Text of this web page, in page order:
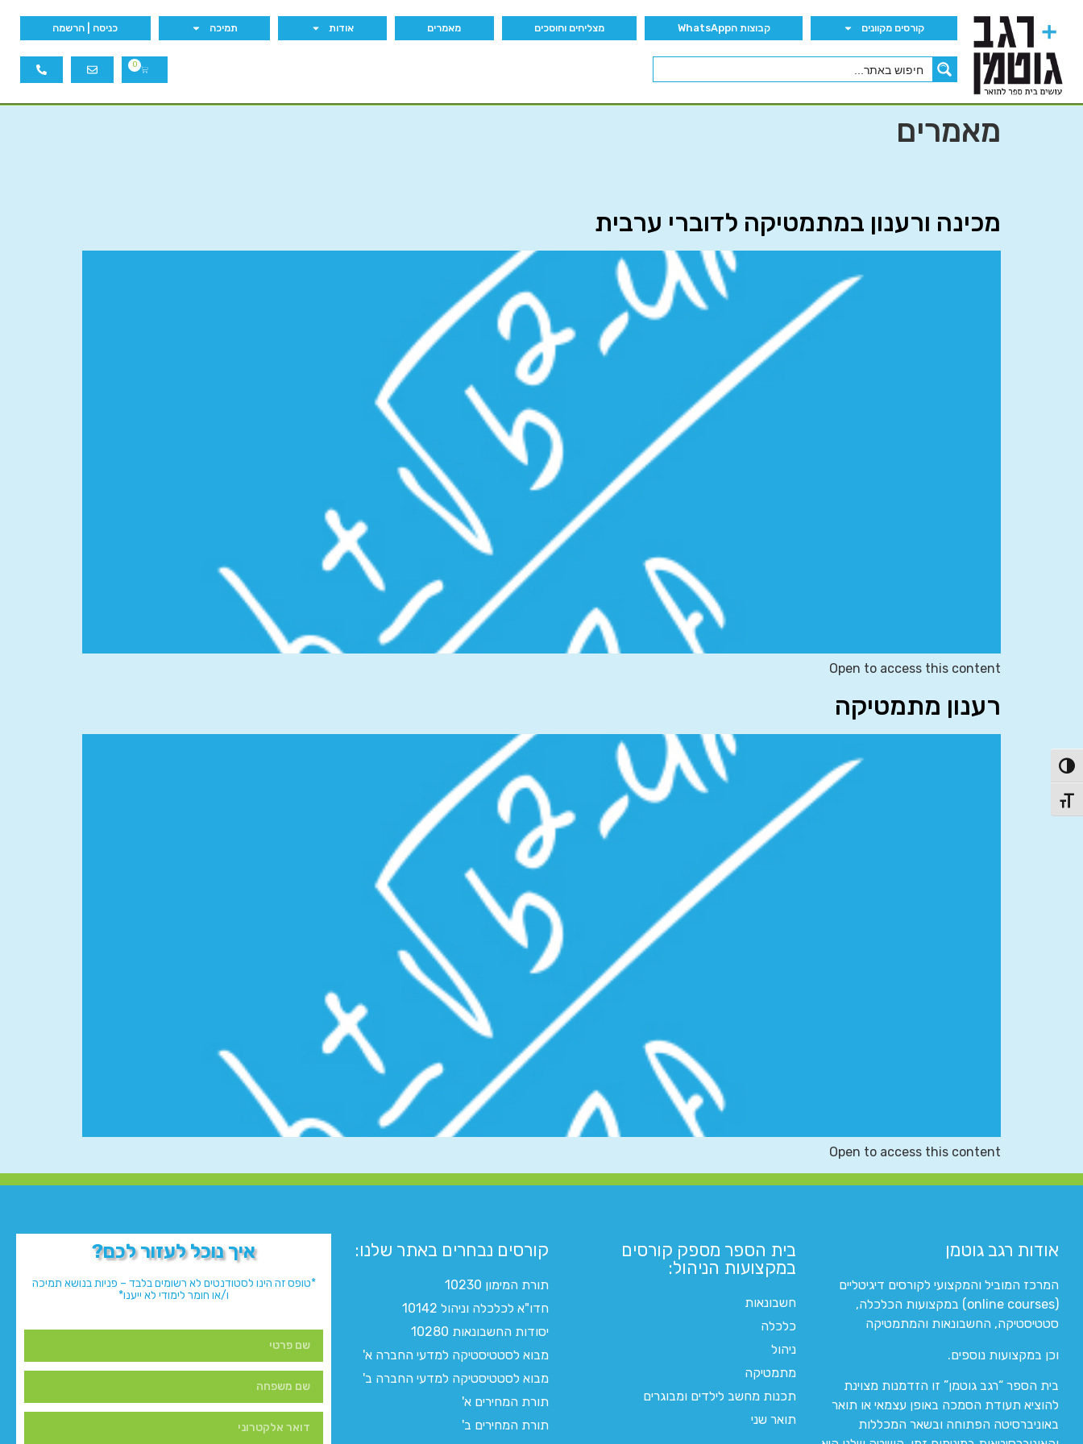
הפעל/כבה ניגודיות גבוהה
מתג גודל גופן
קורסים מקוונים קבוצות הWhatsApp מצליחים וחוסכים מאמרים אודות תמיכה כניסה | הרשמה
0
מאמרים
מכינה ורענון במתמטיקה לדוברי ערבית
Open to access this content
רענון מתמטיקה
Open to access this content
אודות רגב גוטמן
המרכז המוביל והמקצועי לקורסים דיגיטליים
(online courses) במקצועות הכלכלה,
סטטיסטיקה, החשבונאות והמתמטיקה
וכן במקצועות נוספים.
בית הספר “רגב גוטמן” זו הזדמנות מצוינת
להוציא תעודת הסמכה באופן עצמאי או תואר
באוניברסיטה הפתוחה ובשאר המכללות
בית הספר מספק קורסים
במקצועות הניהול:
חשבונאות
כלכלה
ניהול
מתמטיקה
תכנות מחשב לילדים ומבוגרים
תואר שני
קורסים נבחרים באתר שלנו:​
תורת המימון 10230
חדו"א לכלכלה וניהול 10142
יסודות החשבונאות 10280
מבוא לסטטיסטיקה למדעי החברה א'
מבוא לסטטיסטיקה למדעי החברה ב'
תורת המחירים א'
תורת המחירים ב'
איך נוכל לעזור לכם?
*טופס זה הינו לסטודנטים לא רשומים בלבד – פניות בנושא תמיכה
ו/או חומר לימודי לא ייענו*